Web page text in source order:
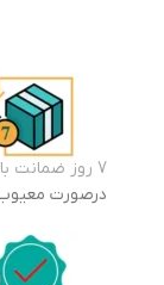
7 روز ضمانت بازگشت
درصورت